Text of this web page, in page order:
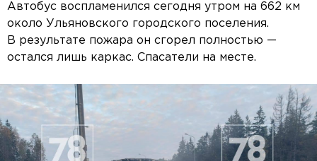
Автобус воспламенился сегодня утром на 662 км
около Ульяновского городского поселения.
В результате пожара он сгорел полностью —
остался лишь каркас. Спасатели на месте.